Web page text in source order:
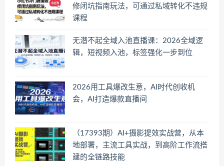
修闭坑指南玩法，可通过私域转化不违规
课程
无潜不起全域入池直播课：2026全域逻
辑，短视频入池，标签强化一步到位
2026用工具爆改生意，AI时代创收机
会，AI打造爆款直播间
（17393期）AI+摄影提效实战营，从本
地部署，主流工具实战，到高阶工作流搭
建的全链路技能